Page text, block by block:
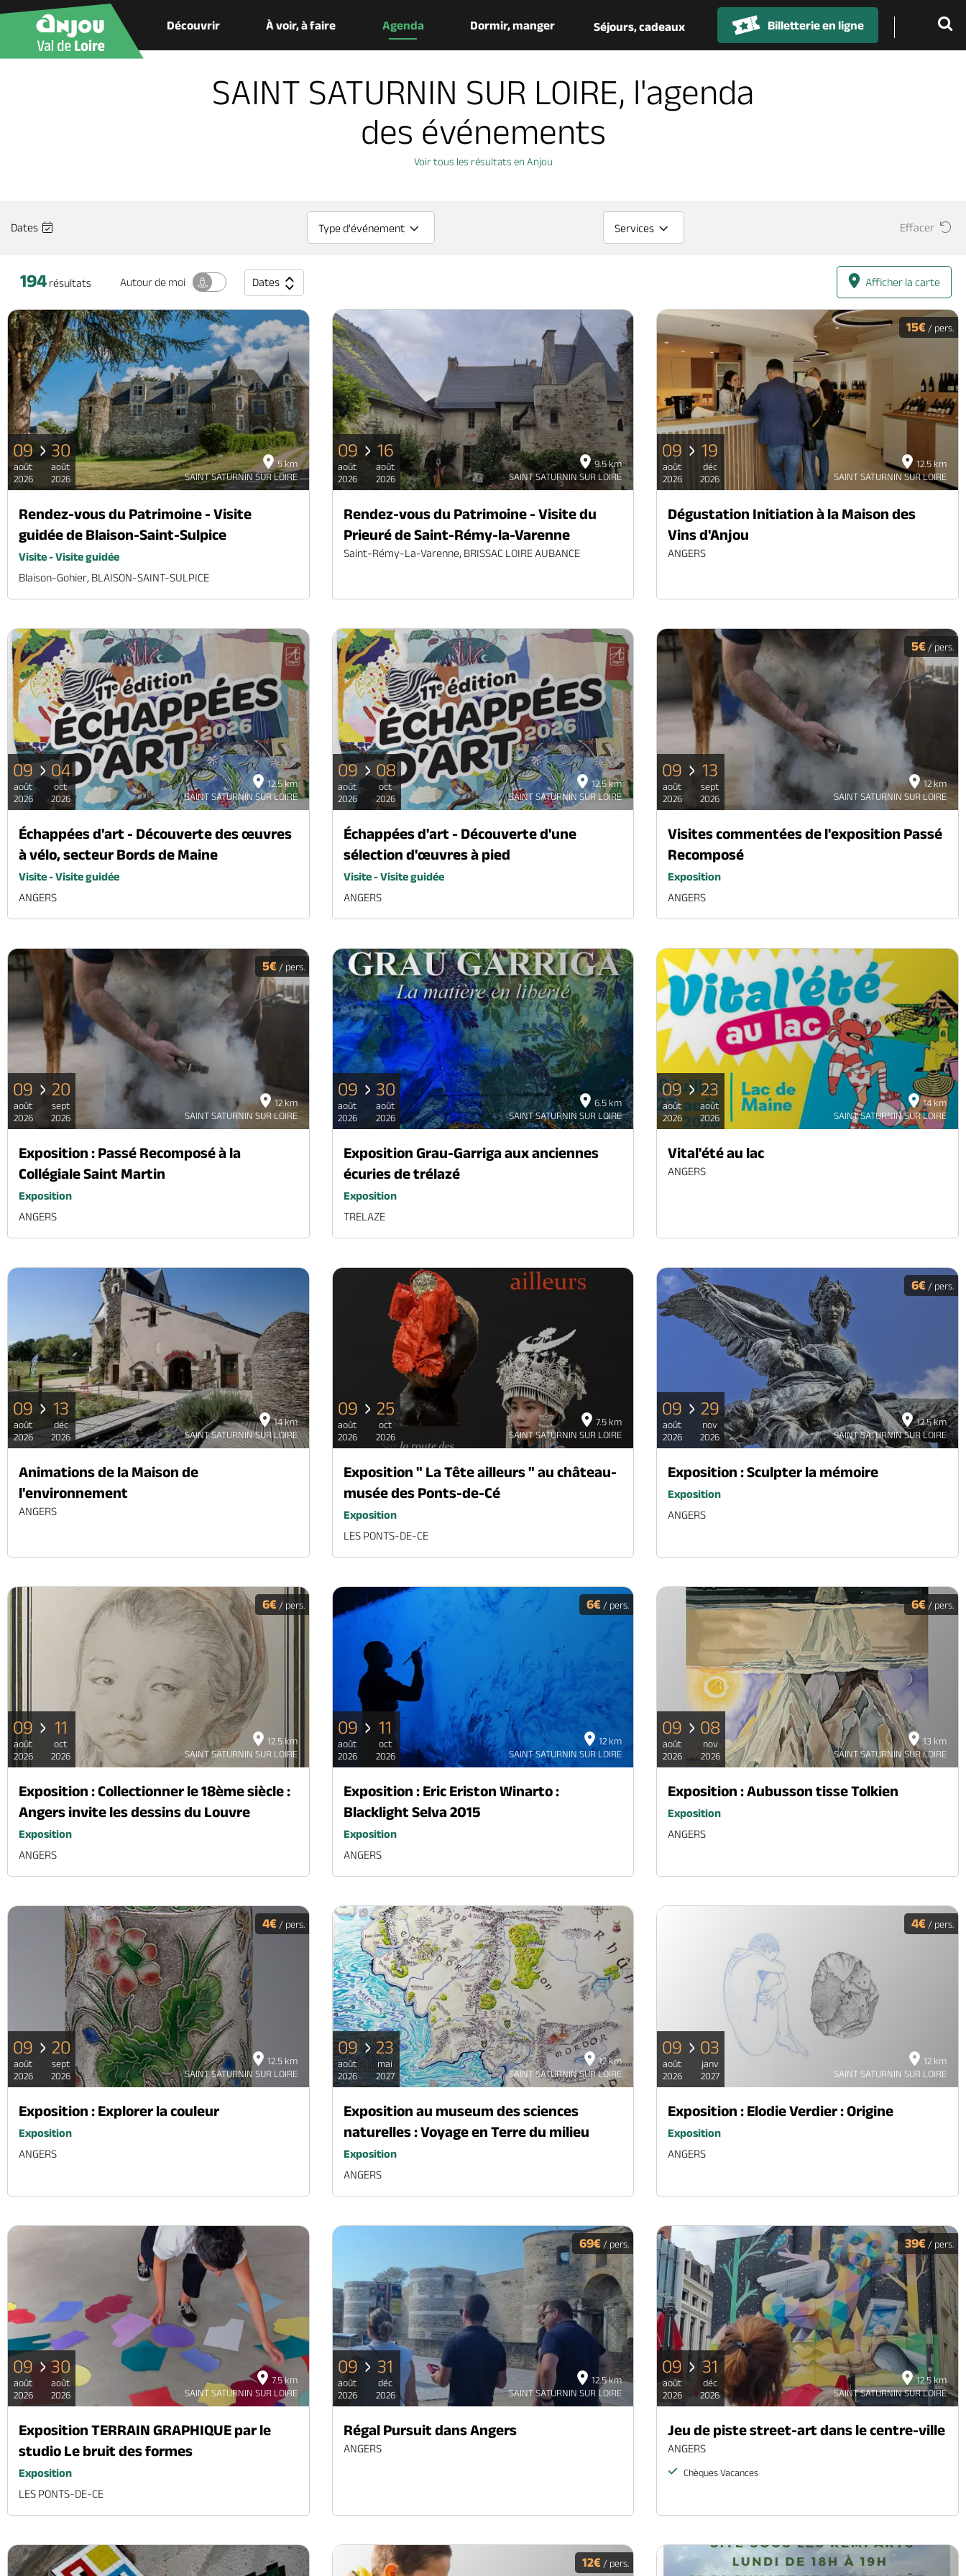
Découvrir À voir, à faire Agenda Dormir, manger Séjours, cadeaux Billetterie en ligne
SAINT SATURNIN SUR LOIRE, l'agenda
des événements
Voir tous les résultats en Anjou
Dates Type d'événement Services Effacer
194 résultats Autourde moi Dates Afficher la carte
5 km
SAINT SATURNIN SUR LOIRE
09
août
2026
30
août
2026
Rendez-vous du Patrimoine - Visite
guidée de Blaison-Saint-Sulpice
Visite - Visite guidée
Blaison-Gohier, BLAISON-SAINT-SULPICE
9.5 km
SAINT SATURNIN SUR LOIRE
09
août
2026
16
août
2026
Rendez-vous du Patrimoine - Visite du
Prieuré de Saint-Rémy-la-Varenne
Saint-Rémy-La-Varenne, BRISSAC LOIRE AUBANCE
12.5 km
SAINT SATURNIN SUR LOIRE
15€/ pers.
09
août
2026
19
déc
2026
Dégustation Initiation à la Maison des
Vins d'Anjou
ANGERS
12.5 km
SAINT SATURNIN SUR LOIRE
09
août
2026
04
oct
2026
Échappées d'art - Découverte des œuvres
à vélo, secteur Bords de Maine
Visite - Visite guidée
ANGERS
12.5 km
SAINT SATURNIN SUR LOIRE
09
août
2026
08
oct
2026
Échappées d'art - Découverte d'une
sélection d'œuvres à pied
Visite - Visite guidée
ANGERS
12 km
SAINT SATURNIN SUR LOIRE
5€/ pers.
09
août
2026
13
sept
2026
Visites commentées de l'exposition Passé
Recomposé
Exposition
ANGERS
12 km
SAINT SATURNIN SUR LOIRE
5€/ pers.
09
août
2026
20
sept
2026
Exposition : Passé Recomposé à la
Collégiale Saint Martin
Exposition
ANGERS
6.5 km
SAINT SATURNIN SUR LOIRE
09
août
2026
30
août
2026
Exposition Grau-Garriga aux anciennes
écuries de trélazé
Exposition
TRELAZE
14 km
SAINT SATURNIN SUR LOIRE
09
août
2026
23
août
2026
Vital'été au lac
ANGERS
14 km
SAINT SATURNIN SUR LOIRE
09
août
2026
13
déc
2026
Animations de la Maison de
l'environnement
ANGERS
7.5 km
SAINT SATURNIN SUR LOIRE
09
août
2026
25
oct
2026
Exposition " La Tête ailleurs " au château-
musée des Ponts-de-Cé
Exposition
LES PONTS-DE-CE
12.5 km
SAINT SATURNIN SUR LOIRE
6€/ pers.
09
août
2026
29
nov
2026
Exposition : Sculpter la mémoire
Exposition
ANGERS
12.5 km
SAINT SATURNIN SUR LOIRE
6€ / pers.
09
août
2026
11
oct
2026
Exposition : Collectionner le 18ème siècle :
Angers invite les dessins du Louvre
Exposition
ANGERS
12 km
SAINT SATURNIN SUR LOIRE
6€ / pers.
09
août
2026
11
oct
2026
Exposition : Eric Eriston Winarto :
Blacklight Selva 2015
Exposition
ANGERS
13 km
SAINT SATURNIN SUR LOIRE
6€/ pers.
09
août
2026
08
nov
2026
Exposition : Aubusson tisse Tolkien
Exposition
ANGERS
12.5 km
SAINT SATURNIN SUR LOIRE
4€/ pers.
09
août
2026
20
sept
2026
Exposition : Explorer la couleur
Exposition
ANGERS
12 km
SAINT SATURNIN SUR LOIRE
09
août
2026
23
mai
2027
Exposition au museum des sciences
naturelles : Voyage en Terre du milieu
Exposition
ANGERS
12 km
SAINT SATURNIN SUR LOIRE
4€ / pers.
09
août
2026
03
janv
2027
Exposition : Elodie Verdier : Origine
Exposition
ANGERS
7.5 km
SAINT SATURNIN SUR LOIRE
09
août
2026
30
août
2026
Exposition TERRAIN GRAPHIQUE par le
studio Le bruit des formes
Exposition
LES PONTS-DE-CE
12.5 km
SAINT SATURNIN SUR LOIRE
69€ / pers.
09
août
2026
31
déc
2026
Régal Pursuit dans Angers
ANGERS
12.5 km
SAINT SATURNIN SUR LOIRE
39€/ pers.
09
août
2026
31
déc
2026
Jeu de piste street-art dans le centre-ville
ANGERS
Chèques Vacances
12€ / pers.